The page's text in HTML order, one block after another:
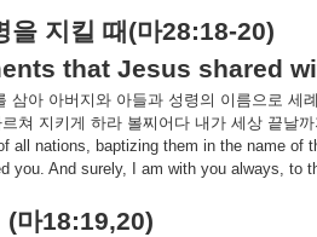
을 지킬 때 (마28:18-20)
that Jesus shared
삼아 아버지와 아들과 성령의 이름으로 세
쳐 지키게 하라 볼찌어다 내가 세상 끝날까
all nations, baptizing them in the name
you. And surely, I am with you always, to
(마18:19,20)